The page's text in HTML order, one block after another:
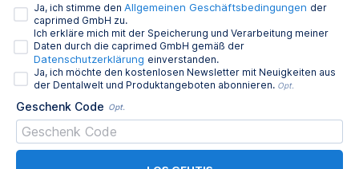
Ja, ich stimme den Allgemeinen Geschäftsbedingungen der
caprimed GmbH zu.
Ich erkläre mich mit der Speicherung und Verarbeitung meiner
Daten durch die caprimed GmbH gemäß der
Datenschutzerklärung einverstanden.
Ja, ich möchte den kostenlosen Newsletter mit Neuigkeiten aus
der Dentalwelt und Produktangeboten abonnieren. Opt.
Geschenk Code Opt.